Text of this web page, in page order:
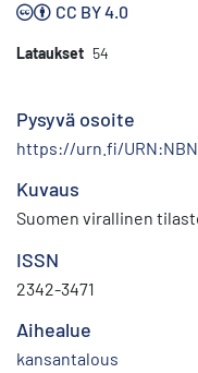
CC BY 4.0
Lataukset 54
Pysyvä osoite
https://urn.fi/
Kuvaus
Suomen virallinen
ISSN
2342-3471
Aihealue
kansantalous